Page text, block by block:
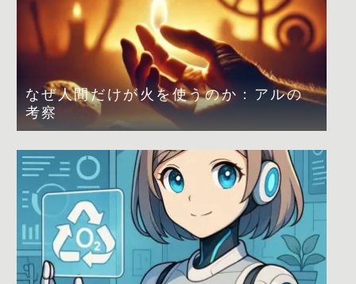
なぜ人間だけが火を使うのか：アルの
考察